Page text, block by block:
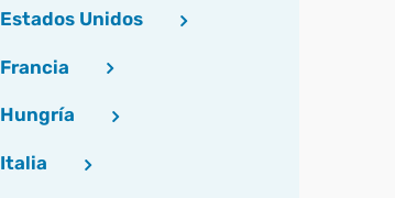
Estados Unidos
Francia
Hungría
Italia